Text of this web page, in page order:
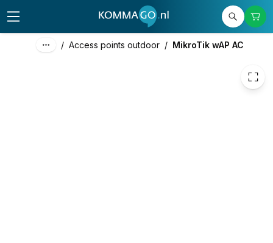
/ Access points outdoor / MikroTik wAP AC